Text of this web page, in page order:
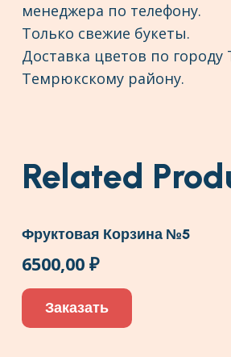
менеджера по телефону.
Только свежие букеты.
Доставка цветов по
Темрюкскому району.
Related
Фруктовая Корзина №5
6500,00 ₽
Заказать